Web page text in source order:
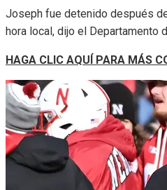
Joseph fue detenido después
hora local, dijo el Departamento
HAGA CLIC AQUÍ PARA MÁS